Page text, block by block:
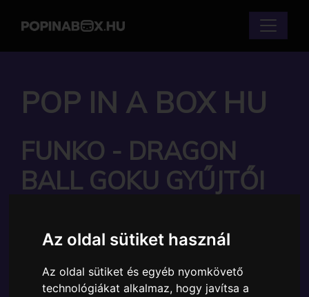
Az oldal sütiket használ
Az oldal sütiket és egyéb nyomkövető
technológiákat alkalmaz, hogy javítsa a
POP IN A BOX HU
FUNKO - DRAGON
BALL GOKU GYŰJTŐI
Márka: Funko
Elérhetőség: Készleten
Ára:6890 Ft